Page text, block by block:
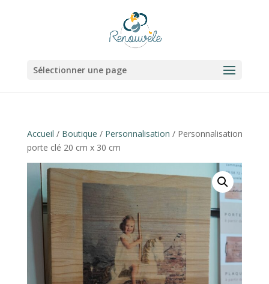
Sélectionner une page
Accueil / Boutique / Personnalisation / Personnalisation
porte clé 20 cm x 30 cm